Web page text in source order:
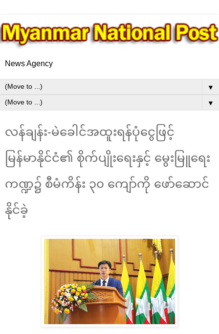
News Agency
▼
▼
လန်ချန်း-မဲခေါင်အထူးရန်ပုံငွေဖြင့်
မြန်မာနိုင်ငံ၏ စိုက်ပျိုးရေးနှင့် မွေးမြူရေး
ကဏ္ဍ၌ စီမံကိန်း ၃၀ ကျော်ကို ဖော်ဆောင်
နိုင်ခဲ့